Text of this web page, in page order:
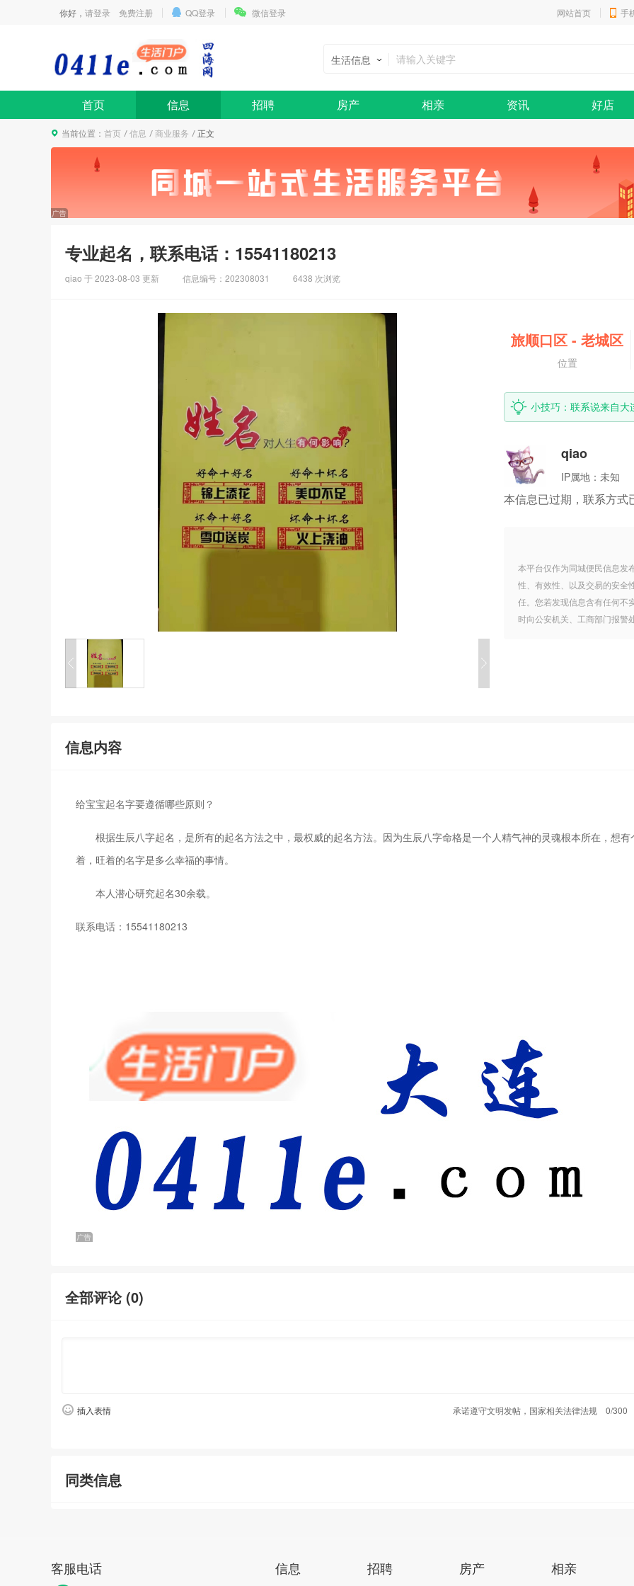
你好， 请登录 免费注册 QQ登录 微信登录 网站首页 手
生活信息
首页 信息 招聘 房产 相亲 资讯 好店
当前位置： 首页 信息 商业服务 正文
专业起名，联系电话：15541180213
qiao 于2023-08-03 更新 信息编号：202308031 6438 次浏览
旅顺口区- 老城区
位置
小技巧：联系说来自
qiao
IP属地： 未知
本信息已过期，联系方式
本平台仅作为同城便民信息发
性、有效性、以及交易的安全
任。您若发现信息含有任何不
时向公安机关、工商部门报警
信息内容
给宝宝起名字要遵循哪些原则？
根据生辰八字起名，是所有的起名方法之中，最权威的起名方法。因为生辰八字命格是一个人精气神的灵魂根本所在，想有
着，旺着的名字是多么幸福的事情。
本人潜心研究起名30余载。
联系电话：15541180213
全部评论 (0)
插入表情 承诺遵守文明发帖，国家相关法律法规 0/300
同类信息
客服电话 信息 招聘 房产 相亲